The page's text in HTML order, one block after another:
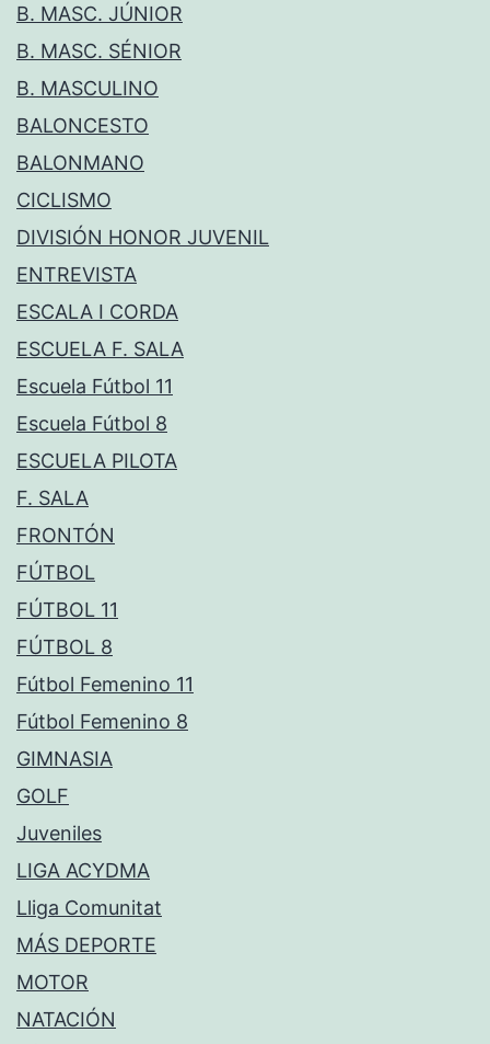
B. MASC. JÚNIOR
B. MASC. SÉNIOR
B. MASCULINO
BALONCESTO
BALONMANO
CICLISMO
DIVISIÓN HONOR JUVENIL
ENTREVISTA
ESCALA I CORDA
ESCUELA F. SALA
Escuela Fútbol 11
Escuela Fútbol 8
ESCUELA PILOTA
F. SALA
FRONTÓN
FÚTBOL
FÚTBOL 11
FÚTBOL 8
Fútbol Femenino 11
Fútbol Femenino 8
GIMNASIA
GOLF
Juveniles
LIGA ACYDMA
Lliga Comunitat
MÁS DEPORTE
MOTOR
NATACIÓN